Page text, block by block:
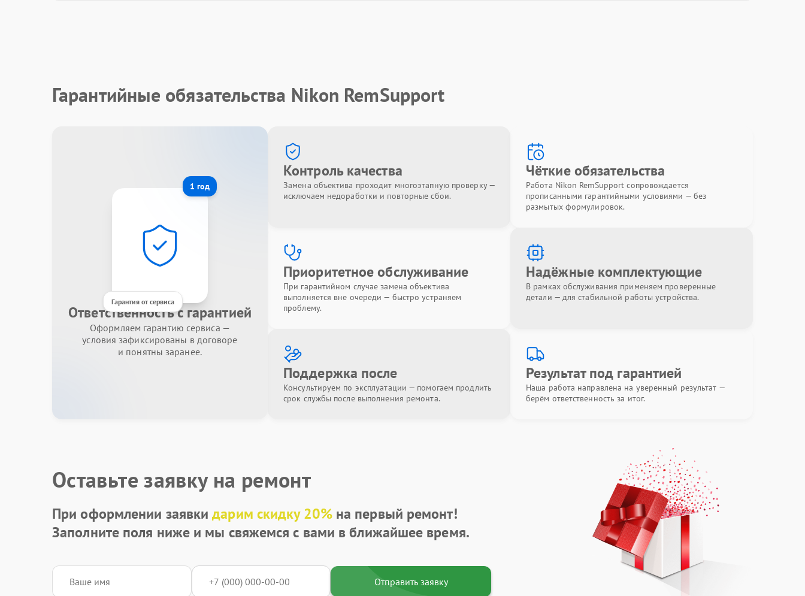
Гарантийные обязательства Nikon RemSupport
1 год
Гарантия от сервиса
Ответственность с гарантией
Оформляем гарантию сервиса —
условия зафиксированы в договоре
и понятны заранее.
Контроль качества
Замена объектива проходит многоэтапную проверку —
исключаем недоработки и повторные сбои.
Чёткие обязательства
Работа Nikon RemSupport сопровождается
прописанными гарантийными условиями — без
размытых формулировок.
Приоритетное обслуживание
При гарантийном случае замена объектива
выполняется вне очереди — быстро устраняем
проблему.
Надёжные комплектующие
В рамках обслуживания применяем проверенные
детали — для стабильной работы устройства.
Поддержка после
Консультируем по эксплуатации — помогаем продлить
срок службы после выполнения ремонта.
Результат под гарантией
Наша работа направлена на уверенный результат —
берём ответственность за итог.
Оставьте заявку на ремонт
При оформлении заявкидарим скидку 20%на первый ремонт!
Заполните поля ниже и мы свяжемся с вами в ближайшее время.
Отправить заявку